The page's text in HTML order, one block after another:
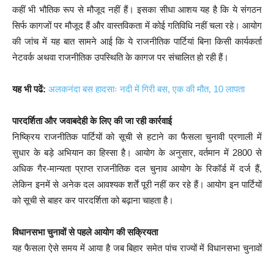
कहीं भी भौतिक रूप से मौजूद नहीं हैं। इसका सीधा आशय यह है कि ये संगठन
सिर्फ कागजों पर मौजूद हैं और वास्तविकता में कोई गतिविधि नहीं चला रहे। आयोग
की जांच में यह बात सामने आई कि ये राजनीतिक पार्टियां बिना किसी कार्यकर्ता
नेटवर्क अथवा राजनीतिक उपस्थिति के कागज पर संचालित हो रही हैं।
यह भी पढें: अलकनंदा बस हादसाः नदी में गिरी बस, एक की मौत, 10 लापता
पारदर्शिता और जवाबदेही के लिए की जा रही कार्रवाई
निष्क्रिय राजनीतिक पार्टियों को सूची से हटाने का फैसला चुनावी प्रणाली में
सुधार के बड़े अभियान का हिस्सा है। आयोग के अनुसार, वर्तमान में 2800 से
अधिक गैर-मान्यता प्राप्त राजनीतिक दल चुनाव आयोग के रिकॉर्ड में दर्ज हैं,
लेकिन इनमें से अनेक दल आवश्यक शर्तें पूरी नहीं कर रहे हैं। आयोग इन पार्टियों
को सूची से बाहर कर पारदर्शिता को बढ़ाना चाहता है।
विधानसभा चुनावों से पहले आयोग की सक्रियता
यह फैसला ऐसे समय में आया है जब बिहार समेत पांच राज्यों में विधानसभा चुनावों